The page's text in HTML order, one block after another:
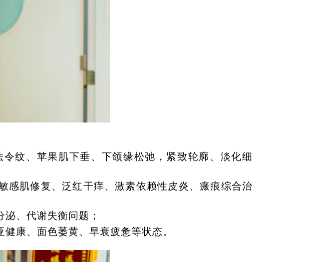
纹、苹果肌下垂、下颌缘松弛，紧致轮廓、淡化细
感肌修复、泛红干痒、激素依赖性皮炎、瘢痕综合治
、代谢失衡问题；
康、面色萎黄、早衰疲惫等状态。